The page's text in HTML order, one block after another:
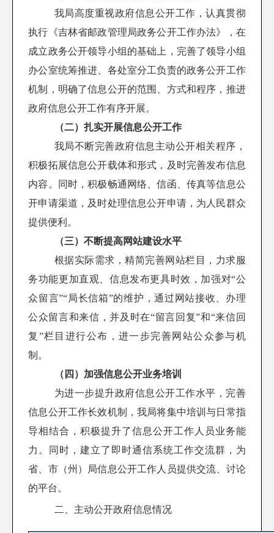
我局高度重视政府信息公开工作，认真贯彻
执行《吉林省邮政管理局政务公开工作办法》，在
成立政务公开领导小组的基础上，完善了领导小组
办公室统筹推进、各处室分工负责的政务公开工作
机制，明确了信息公开的范围、方式和程序，推进
政府信息公开工作有序开展。
（二）扎实开展信息公开工作
我局不断完善政府信息主动公开相关程序，
积极拓展信息公开载体和形式，及时完善发布信息
内容。同时，积极畅通网络、信函、传真等信息公
开申请渠道，及时处理信息公开申请，为人民群众
提供便利。
（三）不断提高网站建设水平
根据实际需求，精简完善网站栏目，力求服
务功能更加直观、信息发布更具时效，加强对“公
众留言”“局长信箱”的维护，通过网站接收、办理
公众留言和来信，并及时在“留言回复”和“来信回
复”栏目进行公布，进一步完善网站公众参与机
制。
（四）加强信息公开业务培训
为进一步提升政府信息公开工作水平，完善
信息公开工作长效机制，我局将集中培训与日常指
导相结合，积极提升了信息公开工作人员业务能
力。同时，建立了即时通信系统工作交流群，为
省、市（州）局信息公开工作人员提供交流、讨论
的平台。
二、 主动公开政府信息情况